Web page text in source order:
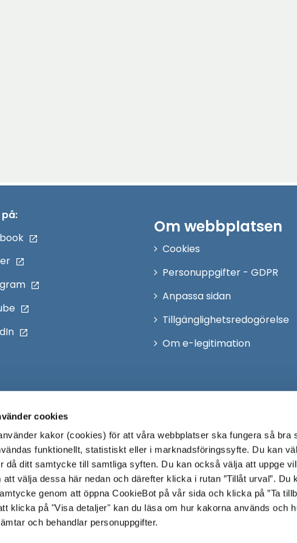
cookies
kakor (cookies) för att våra webbplatser ska fungera så bra
funktionellt, statistiskt eller i marknadsföringssyfte. Du kan
då ditt samtycke till samtliga syften. Du kan också välja att uppge
välja dessa här nedan och därefter klicka i rutan ”Tillåt urval”. Du
genom att öppna CookieBot på vår sida och klicka på ”Ta
klicka på "Visa detaljer" kan du läsa om hur kakorna används och
och behandlar personuppgifter.
på:
Om webbplatsen
Cookies
Personuppgifter - GDPR
Anpassa sidan
Tillgänglighetsredogörelse
Om e-legitimation